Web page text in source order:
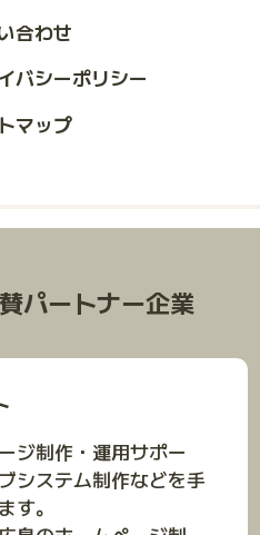
合わせ
バシーポリシー
マップ
パートナー企業
ジ制作・運用サポー
システム制作などを手
す。